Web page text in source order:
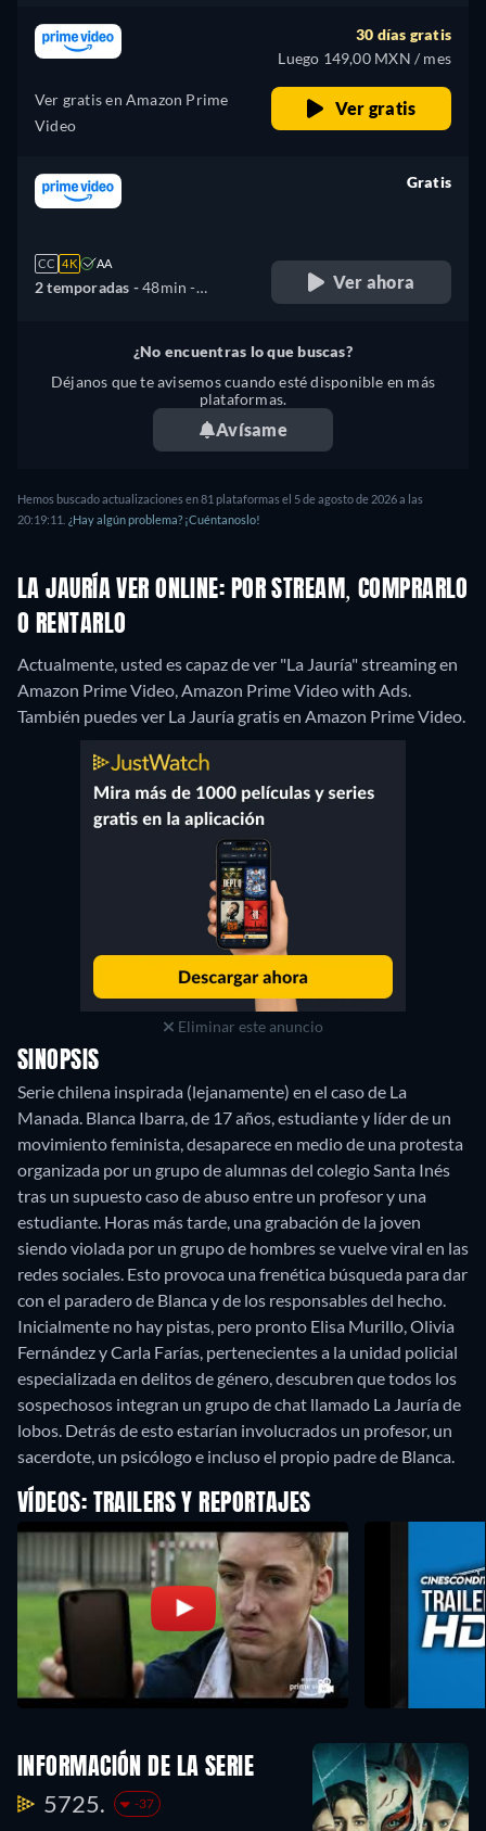
Ver gratis en Amazon Prime
Video
30 días gratis
Luego 149,00 MXN / mes
Ver gratis
CC 4K AA
2 temporadas -48min -
Gratis
Ver ahora
¿No encuentras lo que buscas?
Déjanos que te avisemos cuando esté disponible en más
plataformas.
Avísame
Hemos buscado actualizaciones en 81 plataformas el 5 de agosto de 2026 a las
20:19:11. ¿Hay algún problema? ¡Cuéntanoslo!
LA JAURÍA VER ONLINE: POR STREAM, COMPRARLO
O RENTARLO
Actualmente, usted es capaz de ver "La Jauría" streaming en
Amazon Prime Video, Amazon Prime Video with Ads.
También puedes ver La Jauría gratis en Amazon Prime Video.
Eliminar este anuncio
SINOPSIS
Serie chilena inspirada (lejanamente) en el caso de La
Manada. Blanca Ibarra, de 17 años, estudiante y líder de un
movimiento feminista, desaparece en medio de una protesta
organizada por un grupo de alumnas del colegio Santa Inés
tras un supuesto caso de abuso entre un profesor y una
estudiante. Horas más tarde, una grabación de la joven
siendo violada por un grupo de hombres se vuelve viral en las
redes sociales. Esto provoca una frenética búsqueda para dar
con el paradero de Blanca y de los responsables del hecho.
Inicialmente no hay pistas, pero pronto Elisa Murillo, Olivia
Fernández y Carla Farías, pertenecientes a la unidad policial
especializada en delitos de género, descubren que todos los
sospechosos integran un grupo de chat llamado La Jauría de
lobos. Detrás de esto estarían involucrados un profesor, un
sacerdote, un psicólogo e incluso el propio padre de Blanca.
VÍDEOS: TRAILERS Y REPORTAJES
INFORMACIÓN DE LA SERIE
5725. -37